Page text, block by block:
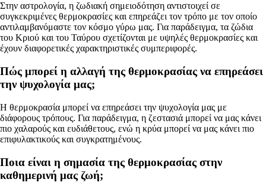
Στην αστρολογία, η ζωδιακή σημειοδότηση αντιστοιχεί σε
συγκεκριμένες θερμοκρασίες και επηρεάζει τον τρόπο με τον οποίο
αντιλαμβανόμαστε τον κόσμο γύρω μας. Για παράδειγμα, τα ζώδια
του Κριού και του Ταύρου σχετίζονται με υψηλές θερμοκρασίες και
έχουν διαφορετικές χαρακτηριστικές συμπεριφορές.
Πώς μπορεί η αλλαγή της θερμοκρασίας να επηρεάσει
την ψυχολογία μας;
Η θερμοκρασία μπορεί να επηρεάσει την ψυχολογία μας με
διάφορους τρόπους. Για παράδειγμα, η ζεστασιά μπορεί να μας κάνει
πιο χαλαρούς και ευδιάθετους, ενώ η κρύα μπορεί να μας κάνει πιο
επιφυλακτικούς και συγκρατημένους.
Ποια είναι η σημασία της θερμοκρασίας στην
καθημερινή μας ζωή;